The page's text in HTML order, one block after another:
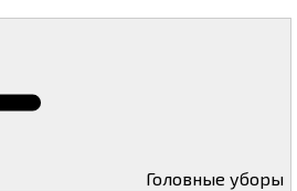
Головные уборы